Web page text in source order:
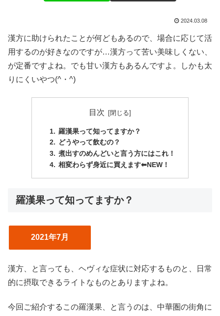
2024.03.08
漢方に助けられたことが何どもあるので、場合に応じて活
用するのが好きなのですが…漢方って苦い美味しくない、
が定番ですよね。でも甘い漢方もあるんですよ。しかも太
りにくいやつ(^・^)
目次
羅漢果って知ってますか？
どうやって飲むの？
煮出すのめんどいと言う方にはこれ！
相変わらず身近に買えます⬅︎NEW！
羅漢果って知ってますか？
2021年7月
漢方、と言っても、ヘヴィな症状に対応するものと、日常
的に摂取できるライトなものとありますよね。
今回ご紹介するこの羅漢果、と言うのは、中華圏の街角に